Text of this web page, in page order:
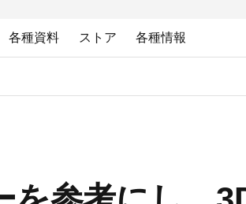
各種資料 ストア 各種情報